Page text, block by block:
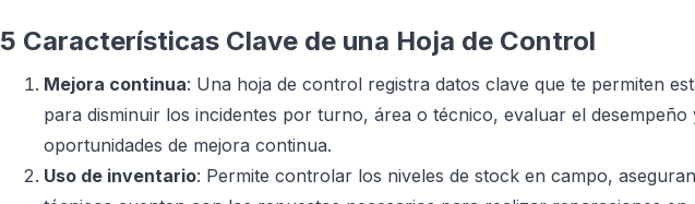
5 Características Clave de una Hoja de Control
Mejora continua: Una hoja de control registra datos clave que te permiten
para disminuir los incidentes por turno, área o técnico, evaluar el desempeño
oportunidades de mejora continua.
Uso de inventario: Permite controlar los niveles de stock en campo,